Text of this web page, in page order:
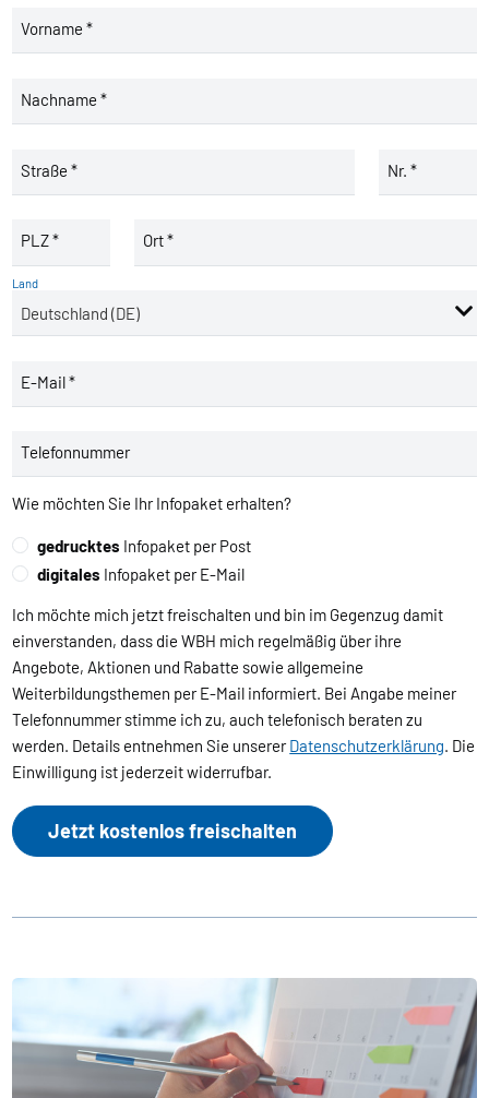
Vorname *
Nachname *
Straße * Nr. *
PLZ * Ort *
Land
E-Mail *
Telefonnummer
Wie möchten Sie Ihr Infopaket erhalten?
gedrucktes Infopaket per Post
digitales Infopaket per E-Mail
Ich möchte mich jetzt freischalten und bin im Gegenzug damit
einverstanden, dass die WBH mich regelmäßig über ihre
Angebote, Aktionen und Rabatte sowie allgemeine
Weiterbildungsthemen per E-Mail informiert. Bei Angabe meiner
Telefonnummer stimme ich zu, auch telefonisch beraten zu
werden. Details entnehmen Sie unsererDatenschutzerklärung. Die
Einwilligung ist jederzeit widerrufbar.
Jetzt kostenlos freischalten